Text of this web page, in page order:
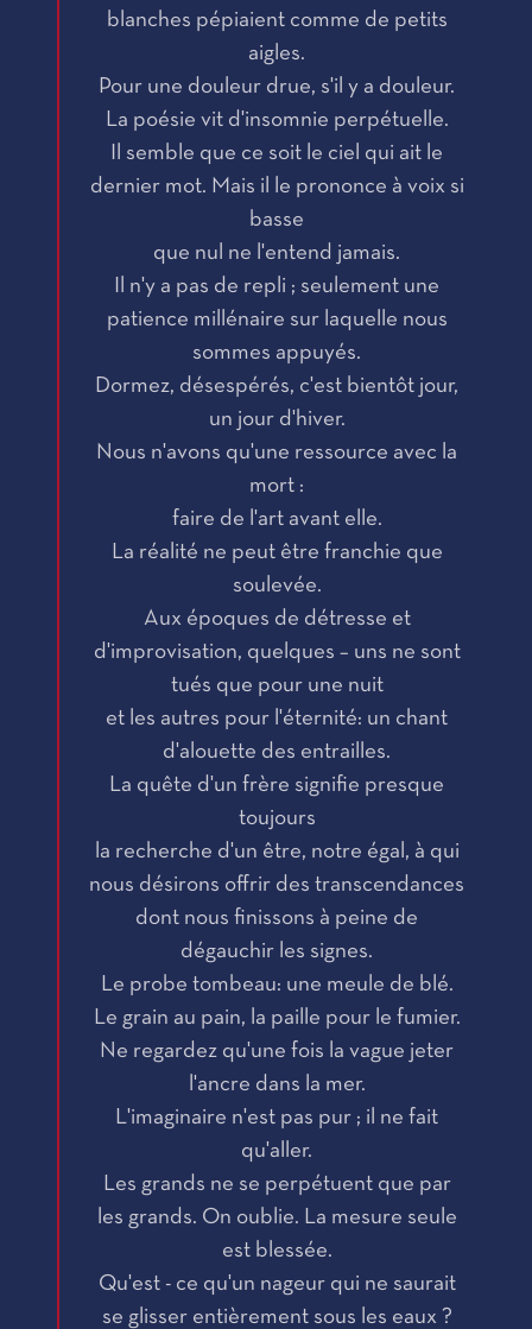
blanches pépiaient comme de petits
aigles.
Pour une douleur drue, s'il y a douleur.
La poésie vit d'insomnie perpétuelle.
Il semble que ce soit le ciel qui ait le
dernier mot. Mais il le prononce à voix si
basse
que nul ne l'entend jamais.
Il n'y a pas de repli ; seulement une
patience millénaire sur laquelle nous
sommes appuyés.
Dormez, désespérés, c'est bientôt jour,
un jour d'hiver.
Nous n'avons qu'une ressource avec la
mort :
faire de l'art avant elle.
La réalité ne peut être franchie que
soulevée.
Aux époques de détresse et
d'improvisation, quelques – uns ne sont
tués que pour une nuit
et les autres pour l'éternité: un chant
d'alouette des entrailles.
La quête d'un frère signifie presque
toujours
la recherche d'un être, notre égal, à qui
nous désirons offrir des transcendances
dont nous finissons à peine de
dégauchir les signes.
Le probe tombeau: une meule de blé.
Le grain au pain, la paille pour le fumier.
Ne regardez qu'une fois la vague jeter
l'ancre dans la mer.
L'imaginaire n'est pas pur ; il ne fait
qu'aller.
Les grands ne se perpétuent que par
les grands. On oublie. La mesure seule
est blessée.
Qu'est - ce qu'un nageur qui ne saurait
se glisser entièrement sous les eaux ?